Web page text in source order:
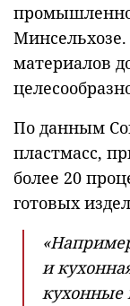
материалов
По данным
пластмасс,
более 20
готовых
и
кухонные